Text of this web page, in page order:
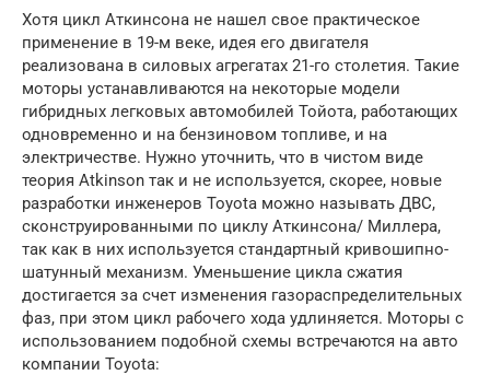
Хотя цикл Аткинсона не нашел свое практическое
применение в 19-м веке, идея его двигателя
реализована в силовых агрегатах 21-го столетия. Такие
моторы устанавливаются на некоторые модели
гибридных легковых автомобилей Тойота, работающих
одновременно и на бензиновом топливе, и на
электричестве. Нужно уточнить, что в чистом виде
теория Atkinson так и не используется, скорее, новые
разработки инженеров Toyota можно называть ДВС,
сконструированными по циклу Аткинсона/ Миллера,
так как в них используется стандартный кривошипно-
шатунный механизм. Уменьшение цикла сжатия
достигается за счет изменения газораспределительных
фаз, при этом цикл рабочего хода удлиняется. Моторы с
использованием подобной схемы встречаются на авто
компании Toyota: